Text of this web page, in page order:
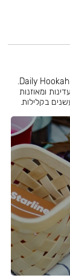
טבק מבית החברה Darkside. המותג פעם היה מוכר בשם Daily Hookah.
ומאוזנות
בקלילות.